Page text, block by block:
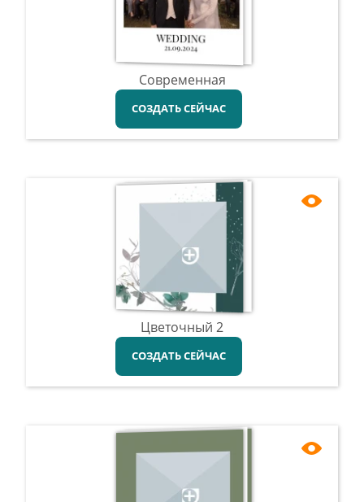
Современная
СОЗДАТЬ СЕЙЧАС
Цветочный 2
СОЗДАТЬ СЕЙЧАС